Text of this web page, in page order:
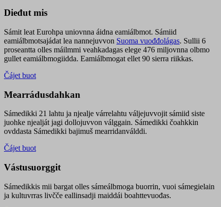
Dieđut mis
Sámit leat Eurohpa uniovnna áidna eamiálbmot. Sámiid
eamiálbmotsajádat lea nannejuvvon Suoma vuođđolágas. Sullii 6
proseantta olles máilmmi veahkadagas elege 476 miljovnna olbmo
gullet eamiálbmogiidda. Eamiálbmogat ellet 90 sierra riikkas.
Čájet buot
Mearrádusdahkan
Sámedikki 21 lahtu ja njealje várrelahtu váljejuvvojit sámiid siste
juohke njealját jagi dollojuvvon válggain. Sámedikki čoahkkin
ovddasta Sámedikki bajimuš mearridanválddi.
Čájet buot
Vástusuorggit
Sámedikkis mii bargat olles sámeálbmoga buorrin, vuoi sámegielain
ja kultuvrras livčče eallinsadji maiddái boahttevuođas.